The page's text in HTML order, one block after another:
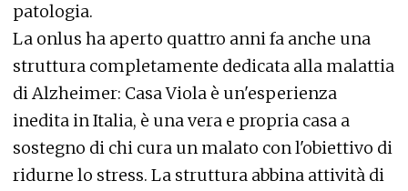
patologia.
La onlus ha aperto quattro anni fa anche una
struttura completamente dedicata alla malattia
di Alzheimer: Casa Viola è un'esperienza
inedita in Italia, è una vera e propria casa a
sostegno di chi cura un malato con l'obiettivo di
ridurne lo stress. La struttura abbina attività di